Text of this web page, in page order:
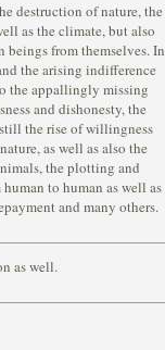
destruction of nature, the
as the climate, but also
beings from themselves. In
the arising indifference
the appallingly missing
and dishonesty, the
the rise of willingness
as well as also the
the plotting and
to human as well as
and many others.
as well.